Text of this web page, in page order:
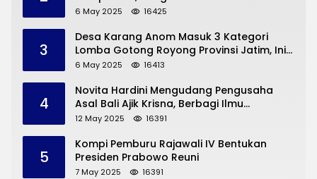
Dermorejo Bangun Pakai Dana Pribadi
6 May 2025 16425
3
Desa Karang Anom Masuk 3 Kategori
Lomba Gotong Royong Provinsi Jatim, Ini
yang Disampaikan Sekda Trenggalek
6 May 2025 16413
4
Novita Hardini Mengudang Pengusaha
Asal Bali Ajik Krisna, Berbagi Ilmu
Pengembangan Pariwisata dan UMKM
12 May 2025 16391
5
Kompi Pemburu Rajawali IV Bentukan
Presiden Prabowo Reuni
7 May 2025 16391